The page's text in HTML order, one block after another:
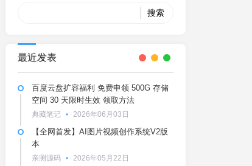
最近发表
百度云盘扩容福利 免费申领 500G 存储
空间 30 天限时生效 领取方法
典藏笔记 2026年06月03日
【全网首发】AI图片视频创作系统V2版
本
亲测源码 2026年05月22日